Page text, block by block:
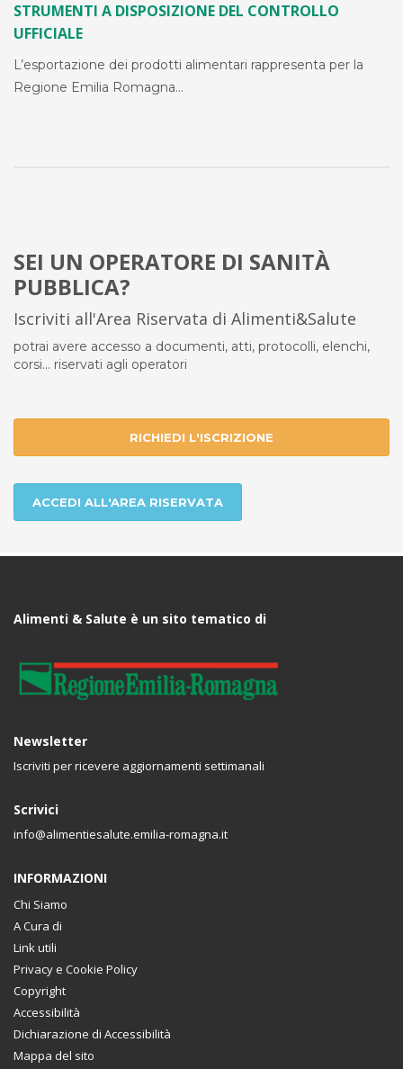
STRUMENTI A DISPOSIZIONE DEL CONTROLLO
UFFICIALE
L’esportazione dei prodotti alimentari rappresenta per la
Regione Emilia Romagna…
SEI UN OPERATORE DI SANITÀ
PUBBLICA?
Iscriviti all'Area Riservata di Alimenti&Salute
potrai avere accesso a documenti, atti, protocolli, elenchi,
corsi... riservati agli operatori
RICHIEDI L'ISCRIZIONE
ACCEDI ALL'AREA RISERVATA
Alimenti & Salute è un sito tematico di
Newsletter
Iscriviti per ricevere aggiornamenti settimanali
Scrivici
info@alimentiesalute.emilia-romagna.it
INFORMAZIONI
Chi Siamo
A Cura di
Link utili
Privacy e Cookie Policy
Copyright
Accessibilità
Dichiarazione di Accessibilità
Mappa del sito